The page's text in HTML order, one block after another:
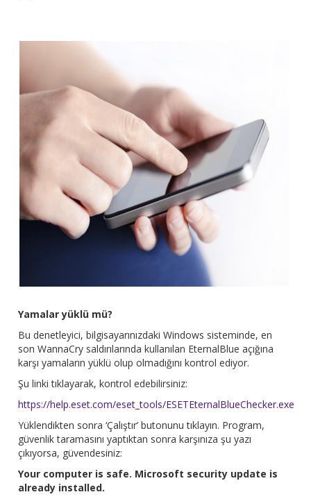
Yamalar yüklü mü?
Bu denetleyici, bilgisayarınızdaki Windows sisteminde, en
son WannaCry saldırılarında kullanılan EternalBlue açığına
karşı yamaların yüklü olup olmadığını kontrol ediyor.
Şu linki tıklayarak, kontrol edebilirsiniz:
https://help.eset.com/eset_tools/ESETEternalBlueChecker.exe
Yüklendikten sonra ‘Çalıştır’ butonunu tıklayın. Program,
güvenlik taramasını yaptıktan sonra karşınıza şu yazı
çıkıyorsa, güvendesiniz:
Your computer is safe. Microsoft security update is
already installed.